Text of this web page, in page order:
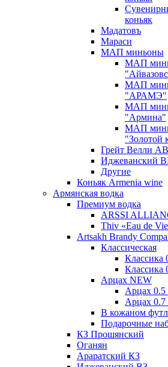
коньяк
Мадатовъ
Мараси
МАП миньоны
МАП
МАП
"АРАМЭ"
МАП
"Армина"
МАП
"Золотой
Грейт Велли
Иджеванский
Другие
Коньяк Armenia wine
Армянская водка
Премиум водка
ARSSI
Thiv «Eau de
Artsakh Brandy
Классическая
Классика
Классика
Арцах NEW
Арцах 0.5
Арцах 0.7
В кожаном
Подарочные
КЗ Прошянский
Оганян
Араратский КЗ